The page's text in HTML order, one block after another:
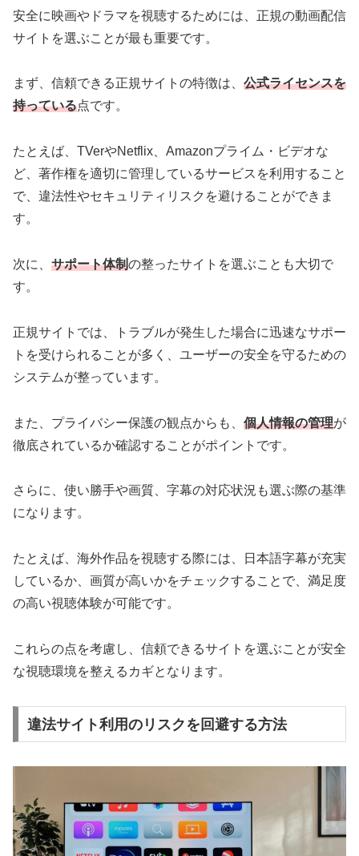
安全に映画やドラマを視聴するためには、正規の動画配信
サイトを選ぶことが最も重要です。
まず、信頼できる正規サイトの特徴は、 公式ライセンスを
持っている点です。
たとえば、TVerやNetflix、Amazonプライム・ビデオな
ど、著作権を適切に管理しているサービスを利用すること
で、違法性やセキュリティリスクを避けることができま
す。
次に、 サポート体制の整ったサイトを選ぶことも大切で
す。
正規サイトでは、トラブルが発生した場合に迅速なサポー
トを受けられることが多く、ユーザーの安全を守るための
システムが整っています。
また、プライバシー保護の観点からも、 個人情報の管理が
徹底されているか確認することがポイントです。
さらに、使い勝手や画質、字幕の対応状況も選ぶ際の基準
になります。
たとえば、海外作品を視聴する際には、日本語字幕が充実
しているか、画質が高いかをチェックすることで、満足度
の高い視聴体験が可能です。
これらの点を考慮し、信頼できるサイトを選ぶことが安全
な視聴環境を整えるカギとなります。
違法サイト利用のリスクを回避する方法